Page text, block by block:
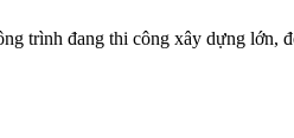
trình đang thi công xây dựng lớn,